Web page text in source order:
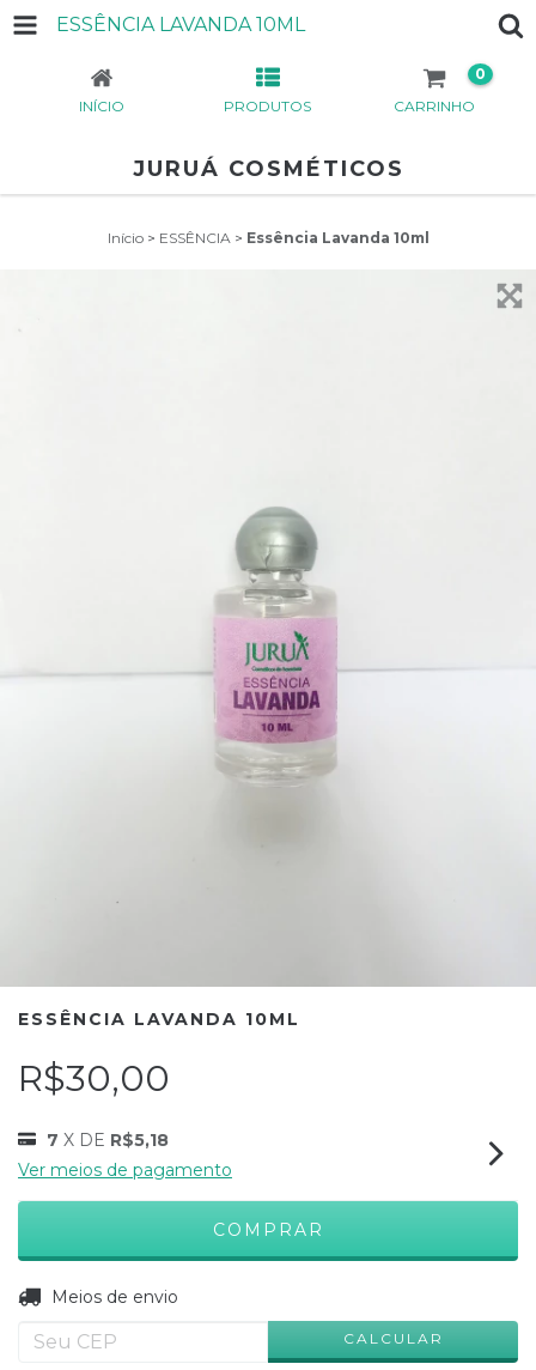
ESSÊNCIA LAVANDA 10ML
INÍCIO PRODUTOS CARRINHO
0
JURUÁ COSMÉTICOS
Início > ESSÊNCIA > Essência Lavanda 10ml
ESSÊNCIA LAVANDA 10ML
R$30,00
7 X DE R$5,18
Ver meios de pagamento
Entregas para o CEP:
Meios de envio
CALCULAR